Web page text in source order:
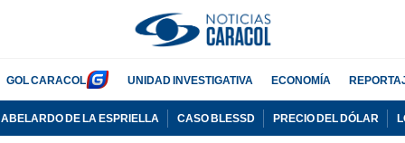
GOL CARACOL UNIDAD INVESTIGATIVA ECONOMÍA
ABELARDO DE LA ESPRIELLA CASO BLESSD PRECIO DEL DÓLAR